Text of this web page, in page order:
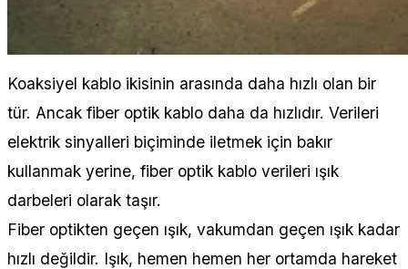
Koaksiyel kablo ikisinin arasında daha hızlı olan bir
tür. Ancak fiber optik kablo daha da hızlıdır. Verileri
elektrik sinyalleri biçiminde iletmek için bakır
kullanmak yerine, fiber optik kablo verileri ışık
darbeleri olarak taşır.
Fiber optikten geçen ışık, vakumdan geçen ışık kadar
hızlı değildir. Işık, hemen hemen her ortamda hareket